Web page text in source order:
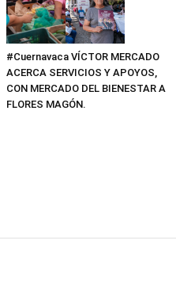
#Cuernavaca VÍCTOR MERCADO
ACERCA SERVICIOS Y APOYOS,
CON MERCADO DEL BIENESTAR A
FLORES MAGÓN.